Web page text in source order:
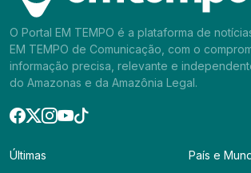
O Portal EM TEMPO é a plataforma de
EM TEMPO de Comunicação, com o
informação precisa, relevante e
do Amazonas e da Amazônia Legal.
Últimas
País e